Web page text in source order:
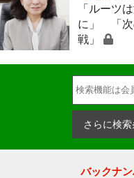
「ルーツ
に」 「次
戦」
さらに検
バックナ